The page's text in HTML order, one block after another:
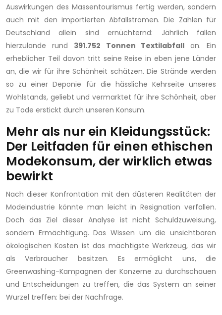
Auswirkungen des Massentourismus fertig werden, sondern
auch mit den importierten Abfallströmen. Die Zahlen für
Deutschland allein sind ernüchternd: Jährlich fallen
hierzulande rund 391.752 Tonnen Textilabfall an. Ein
erheblicher Teil davon tritt seine Reise in eben jene Länder
an, die wir für ihre Schönheit schätzen. Die Strände werden
so zu einer Deponie für die hässliche Kehrseite unseres
Wohlstands, geliebt und vermarktet für ihre Schönheit, aber
zu Tode erstickt durch unseren Konsum.
Mehr als nur ein Kleidungsstück:
Der Leitfaden für einen ethischen
Modekonsum, der wirklich etwas
bewirkt
Nach dieser Konfrontation mit den düsteren Realitäten der
Modeindustrie könnte man leicht in Resignation verfallen.
Doch das Ziel dieser Analyse ist nicht Schuldzuweisung,
sondern Ermächtigung. Das Wissen um die unsichtbaren
ökologischen Kosten ist das mächtigste Werkzeug, das wir
als Verbraucher besitzen. Es ermöglicht uns, die
Greenwashing-Kampagnen der Konzerne zu durchschauen
und Entscheidungen zu treffen, die das System an seiner
Wurzel treffen: bei der Nachfrage.